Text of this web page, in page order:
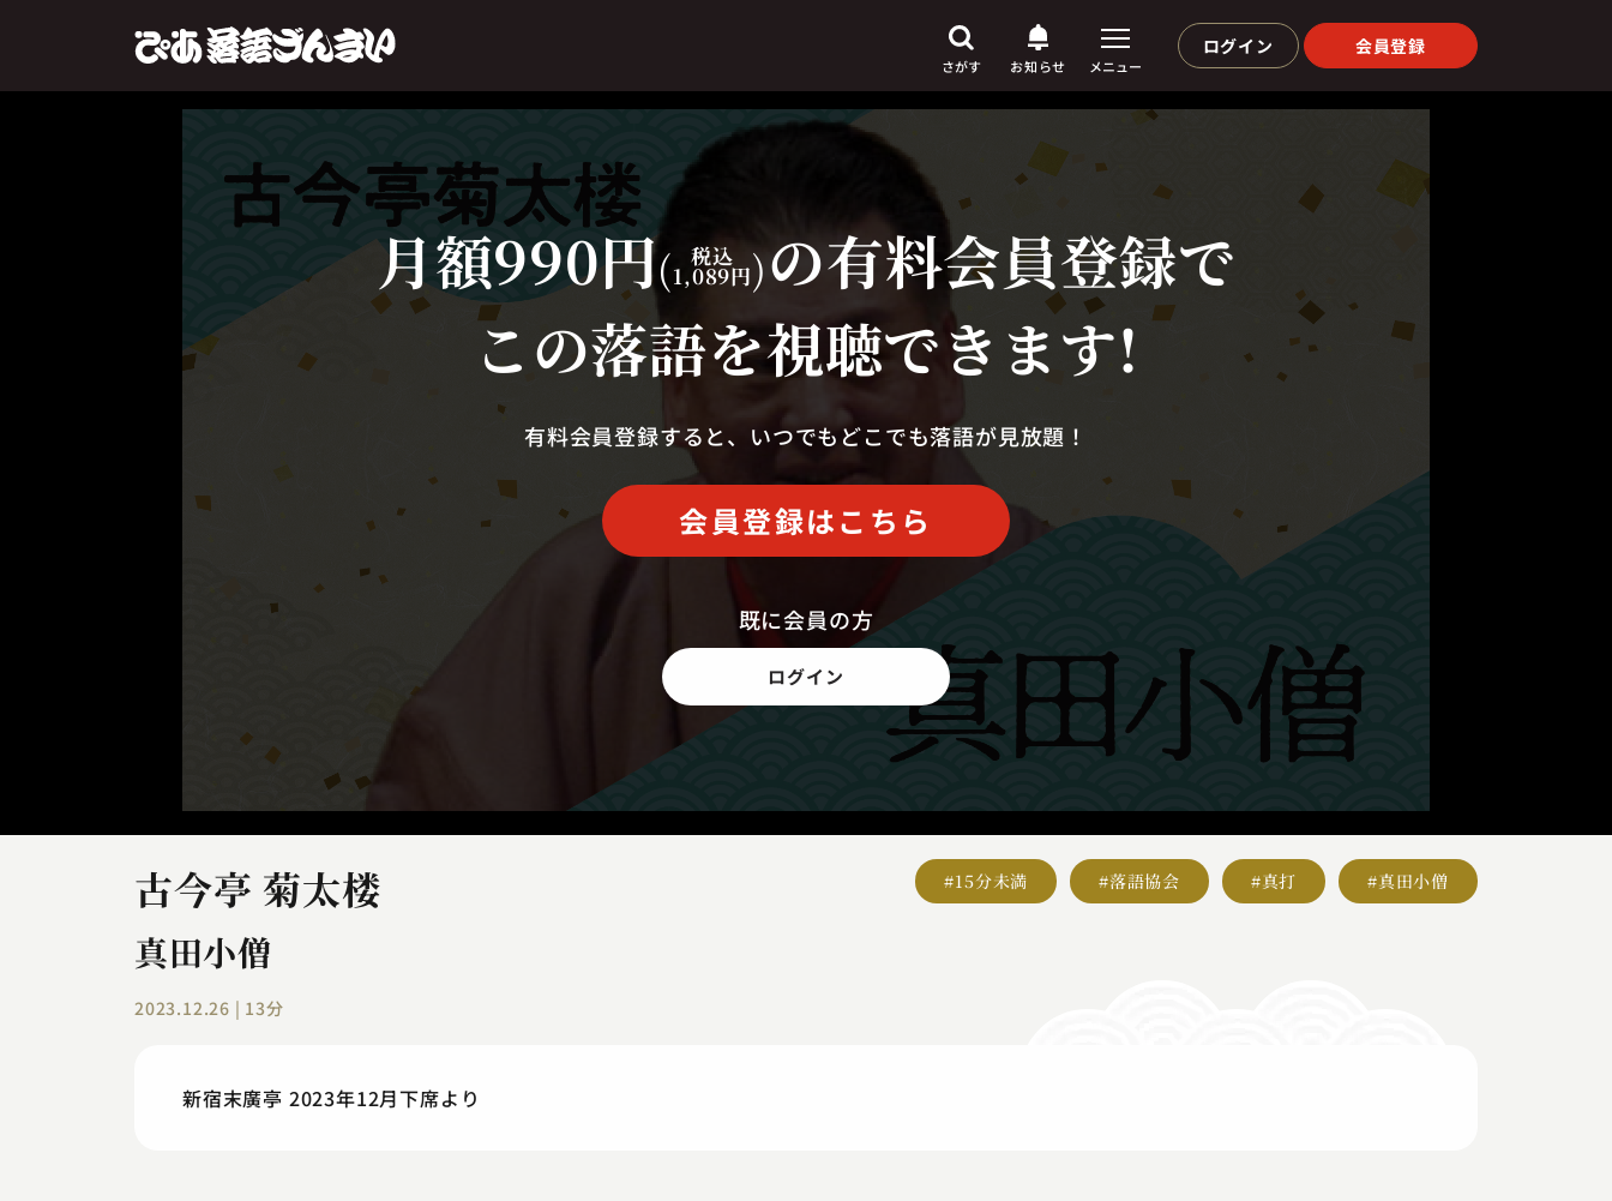
さがす
芸人からさがす
演目 からさがす
上演時間からさがす
お知らせ メニュー
ログイン 会員登録
月額990円( 税込
1,089円)の有料会員登録で
この落語を視聴できます!
有料会員登録すると、いつでもどこでも落語が見放題！
会員登録はこちら
既に会員の方
ログイン
古今亭 菊太楼
真田小僧
2023.12.26 | 13分
#15分未満 #落語協会 #真打 #真田小僧
新宿末廣亭 2023年12月下席より